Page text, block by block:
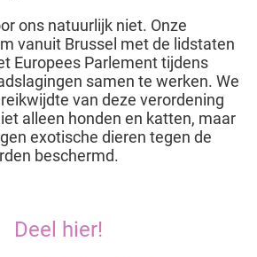
ons natuurlijk niet. Onze
vanuit Brussel met de lidstaten
Europees Parlement tijdens
samen te werken. We
van deze verordening
alleen honden en katten, maar
exotische dieren tegen de
beschermd.
Deel hier!